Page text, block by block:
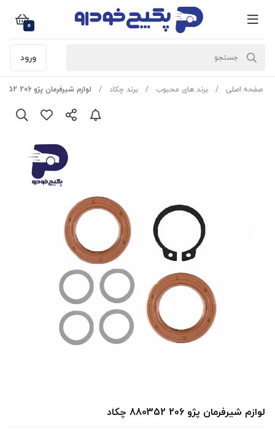
0
ورود
صفحه اصلی برند های محبوب برند چکاد لوازم شیرفرمان پژو 206 880352 چکاد
لوازم شیرفرمان پژو 206 880352 چکاد